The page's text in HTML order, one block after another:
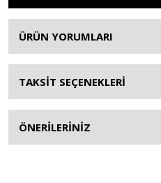
ÜRÜN YORUMLARI
TAKSİT SEÇENEKLERİ
ÖNERİLERİNİZ